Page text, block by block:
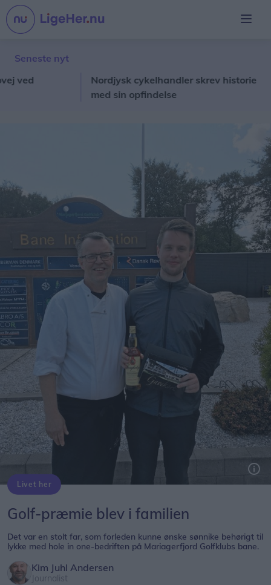
Seneste nyt
Nordjysk cykelhandler skrev historie
med sin opfindelse
Livet her
Golf-præmie blev i familien
Det var en stolt far, som forleden kunne ønske sønnike behørigt til
lykke med hole in one-bedriften på Mariagerfjord Golfklubs bane.
Kim Juhl Andersen
Journalist